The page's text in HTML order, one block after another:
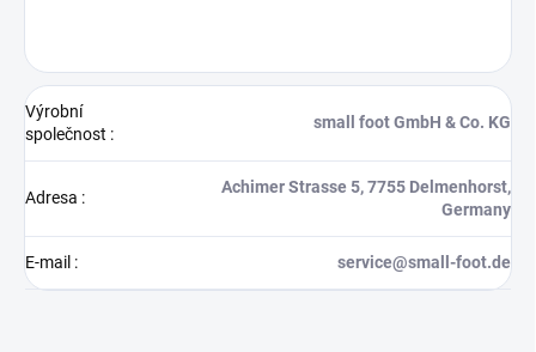
Výrobní
společnost :
small foot GmbH & Co. KG
Adresa :
Achimer Strasse 5, 7755 Delmenhorst,
Germany
E-mail : service@small-foot.de